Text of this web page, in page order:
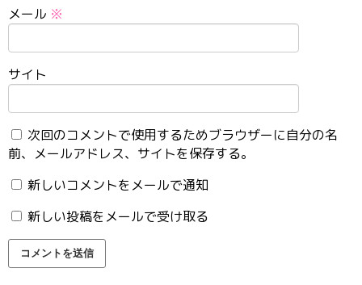
メール ※
サイト
次回のコメントで使用するためブラウザーに自分の名
前、メールアドレス、サイトを保存する。
新しいコメントをメールで通知
新しい投稿をメールで受け取る